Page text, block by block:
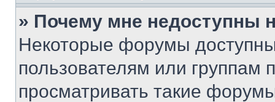
» Почему мне недоступны
Некоторые форумы
пользователям или группам
просматривать такие